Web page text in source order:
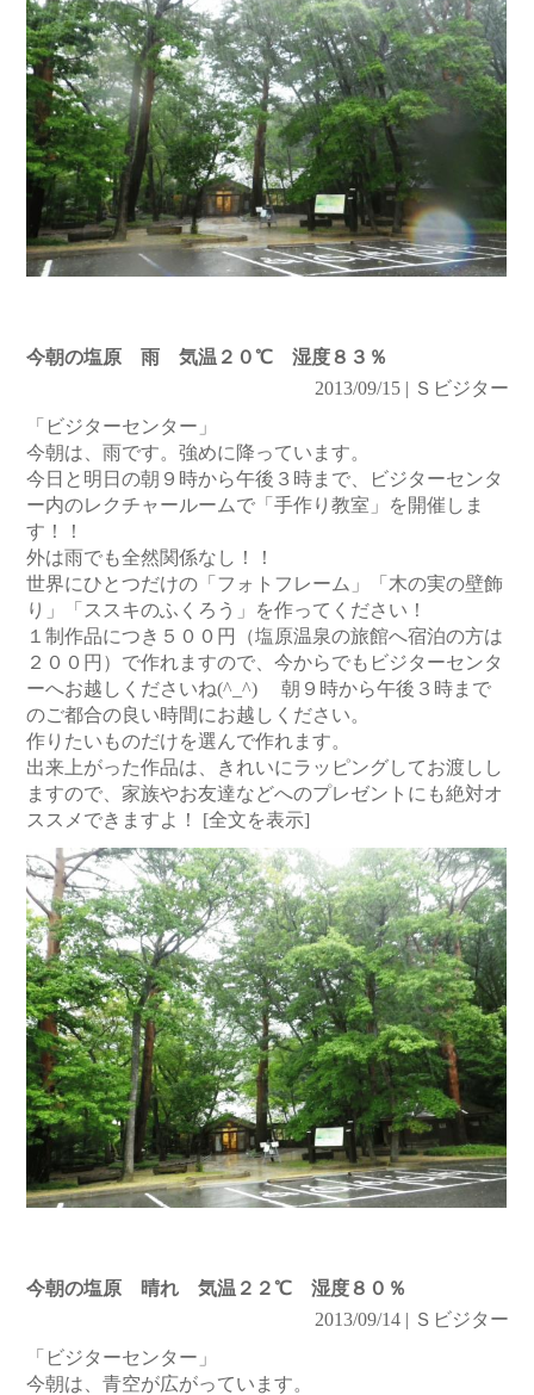
今朝の塩原 雨 気温２０℃ 湿度８３％
2013/09/15 | Ｓビジター
「ビジターセンター」
今朝は、雨です。強めに降っています。
今日と明日の朝９時から午後３時まで、ビジターセンタ
ー内のレクチャールームで「手作り教室」を開催しま
す！！
外は雨でも全然関係なし！！
世界にひとつだけの「フォトフレーム」「木の実の壁飾
り」「ススキのふくろう」を作ってください！
１制作品につき５００円（塩原温泉の旅館へ宿泊の方は
２００円）で作れますので、今からでもビジターセンタ
ーへお越しくださいね(^_^) 朝９時から午後３時まで
のご都合の良い時間にお越しください。
作りたいものだけを選んで作れます。
出来上がった作品は、きれいにラッピングしてお渡しし
ますので、家族やお友達などへのプレゼントにも絶対オ
ススメできますよ！ [全文を表示]
今朝の塩原 晴れ 気温２２℃ 湿度８０％
2013/09/14 | Ｓビジター
「ビジターセンター」
今朝は、青空が広がっています。